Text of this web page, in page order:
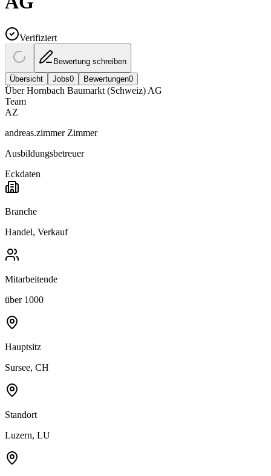
Verifiziert
Bewertung schreiben
Übersicht
Jobs0 Bewertungen0
ÜberHornbach Baumarkt (Schweiz) AG
Team
AZ
andreas.zimmer Zimmer
Ausbildungsbetreuer
Eckdaten
Branche
Handel, Verkauf
Mitarbeitende
über 1000
Hauptsitz
Sursee, CH
Standort
Luzern, LU